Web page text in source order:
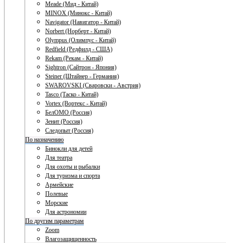
Meade (Мид - Китай)
MINOX (Минокс - Китай)
Navigator (Навигатор - Китай)
Norbert (Норберт - Китай)
Olympus (Олимпус - Китай)
Redfield (Редфилд - США)
Rekam (Рекам - Китай)
Sightron (Сайтрон - Япония)
Steiner (Штайнер - Германия)
SWAROVSKI (Сваровски - Австрия)
Tasco (Таско - Китай)
Vortex (Вортекс - Китай)
БелОМО (Россия)
Зенит (Россия)
Следопыт (Россия)
По назначению
Бинокли для детей
Для театра
Для охоты и рыбалки
Для туризма и спорта
Армейские
Полевые
Морские
Для астрономии
По другим параметрам
Zoom
Влагозащищенность